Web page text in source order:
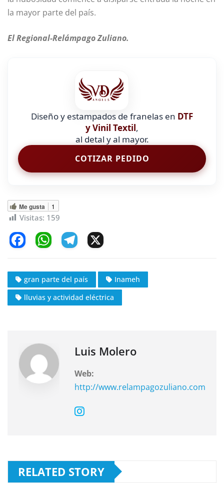
la mayor parte del país.
El Regional-Relámpago Zuliano.
Diseño y estampados de franelas en DTF
y Vinil Textil,
al detal y al mayor.
COTIZAR PEDIDO
Me gusta 1
Visitas: 159
c
e
b
k
W
at
s
A
e
gr
a
gran parte del país
Inameh
lluvias y actividad eléctrica
Luis Molero
Web:
http://www.relampagozuliano.com
RELATED STORY